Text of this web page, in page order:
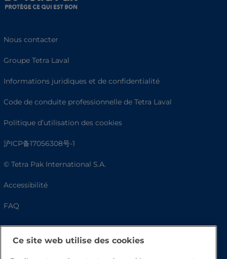
Nous contacter
Groupe Tetra Laval
Informations juridiques et de confidentialité
Code de conduite professionnelle de Tetra Laval
Politique d’utilisation des cookies
沪ICP备17056308号-1
© Tetra Pak International S.A.
Accessibilité
FAQ
Ce site web utilise des cookies